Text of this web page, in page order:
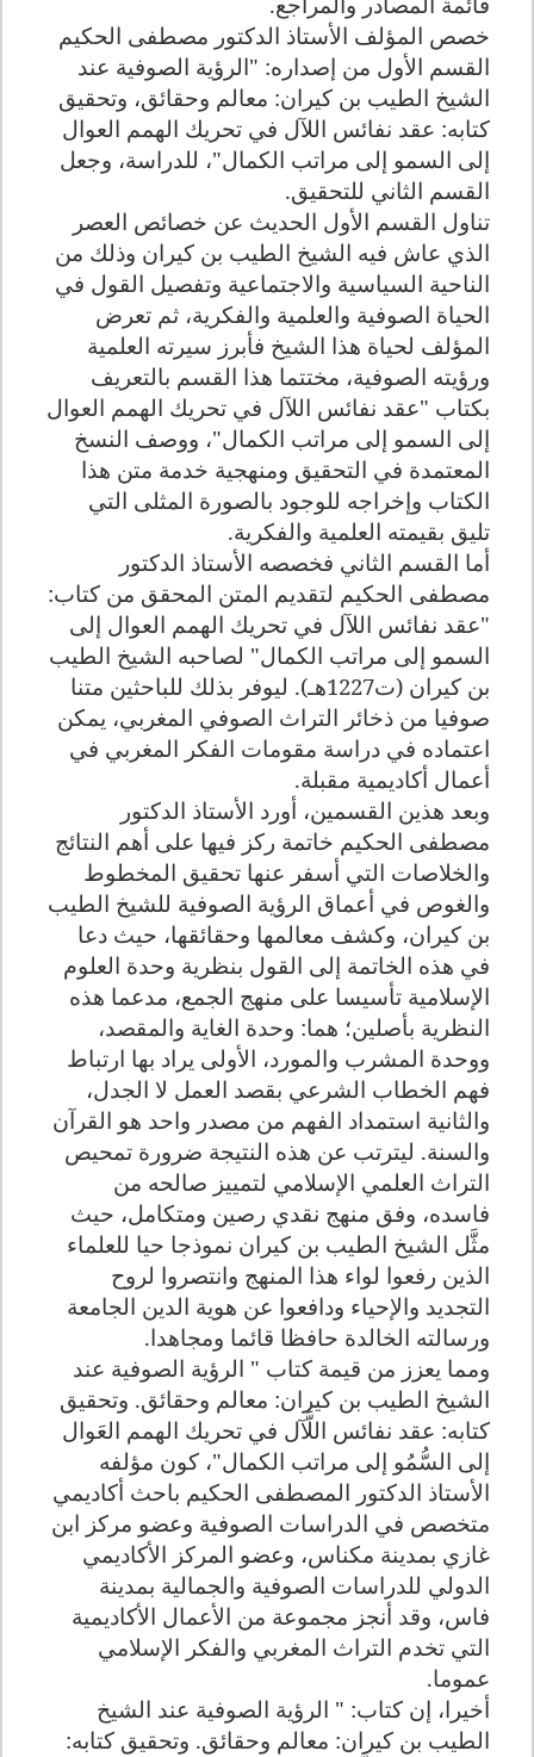
خصص المؤلف الأستاذ الدكتور مصطفى الحكيم
القسم الأول من إصداره: "الرؤية الصوفية عند
الشيخ الطيب بن كيران: معالم وحقائق، وتحقيق
كتابه: عقد نفائس اللآل في تحريك الهمم العوال
إلى السمو إلى مراتب الكمال"، للدراسة، وجعل
القسم الثاني للتحقيق.
تناول القسم الأول الحديث عن خصائص العصر
الذي عاش فيه الشيخ الطيب بن كيران وذلك من
الناحية السياسية والاجتماعية وتفصيل القول في
الحياة الصوفية والعلمية والفكرية، ثم تعرض
المؤلف لحياة هذا الشيخ فأبرز سيرته العلمية
ورؤيته الصوفية، مختتما هذا القسم بالتعريف
بكتاب "عقد نفائس اللآل في تحريك الهمم العوال
إلى السمو إلى مراتب الكمال"، ووصف النسخ
المعتمدة في التحقيق ومنهجية خدمة متن هذا
الكتاب وإخراجه للوجود بالصورة المثلى التي
تليق بقيمته العلمية والفكرية.
أما القسم الثاني فخصصه الأستاذ الدكتور
مصطفى الحكيم لتقديم المتن المحقق من كتاب:
"عقد نفائس اللآل في تحريك الهمم العوال إلى
السمو إلى مراتب الكمال" لصاحبه الشيخ الطيب
بن كيران (ت1227هـ). ليوفر بذلك للباحثين متنا
صوفيا من ذخائر التراث الصوفي المغربي، يمكن
اعتماده في دراسة مقومات الفكر المغربي في
أعمال أكاديمية مقبلة.
وبعد هذين القسمين، أورد الأستاذ الدكتور
مصطفى الحكيم خاتمة ركز فيها على أهم النتائج
والخلاصات التي أسفر عنها تحقيق المخطوط
والغوص في أعماق الرؤية الصوفية للشيخ الطيب
بن كيران، وكشف معالمها وحقائقها، حيث دعا
في هذه الخاتمة إلى القول بنظرية وحدة العلوم
الإسلامية تأسيسا على منهج الجمع، مدعما هذه
النظرية بأصلين؛ هما: وحدة الغاية والمقصد،
ووحدة المشرب والمورد، الأولى يراد بها ارتباط
فهم الخطاب الشرعي بقصد العمل لا الجدل،
والثانية استمداد الفهم من مصدر واحد هو القرآن
والسنة. ليترتب عن هذه النتيجة ضرورة تمحيص
التراث العلمي الإسلامي لتمييز صالحه من
فاسده، وفق منهج نقدي رصين ومتكامل، حيث
مثَّل الشيخ الطيب بن كيران نموذجا حيا للعلماء
الذين رفعوا لواء هذا المنهج وانتصروا لروح
التجديد والإحياء ودافعوا عن هوية الدين الجامعة
ورسالته الخالدة حافظا قائما ومجاهدا.
ومما يعزز من قيمة كتاب " الرؤية الصوفية عند
الشيخ الطيب بن كيران: معالم وحقائق. وتحقيق
كتابه: عقد نفائس اللَّآل في تحريك الهمم العَوال
إلى السُّمُو إلى مراتب الكمال"، كون مؤلفه
الأستاذ الدكتور المصطفى الحكيم باحث أكاديمي
متخصص في الدراسات الصوفية وعضو مركز ابن
غازي بمدينة مكناس، وعضو المركز الأكاديمي
الدولي للدراسات الصوفية والجمالية بمدينة
فاس، وقد أنجز مجموعة من الأعمال الأكاديمية
التي تخدم التراث المغربي والفكر الإسلامي
عموما.
أخيرا، إن كتاب: " الرؤية الصوفية عند الشيخ
الطيب بن كيران: معالم وحقائق. وتحقيق كتابه: